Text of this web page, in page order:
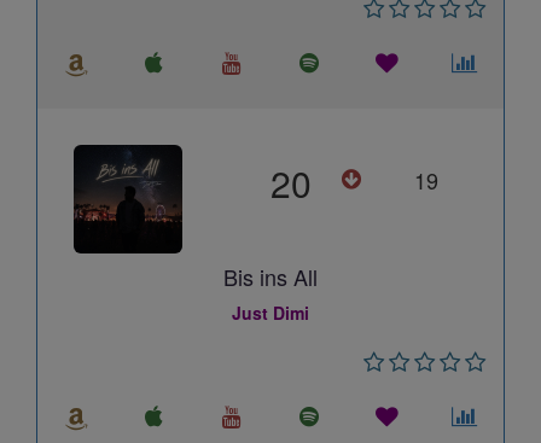
20 19
Bis ins All
Just Dimi